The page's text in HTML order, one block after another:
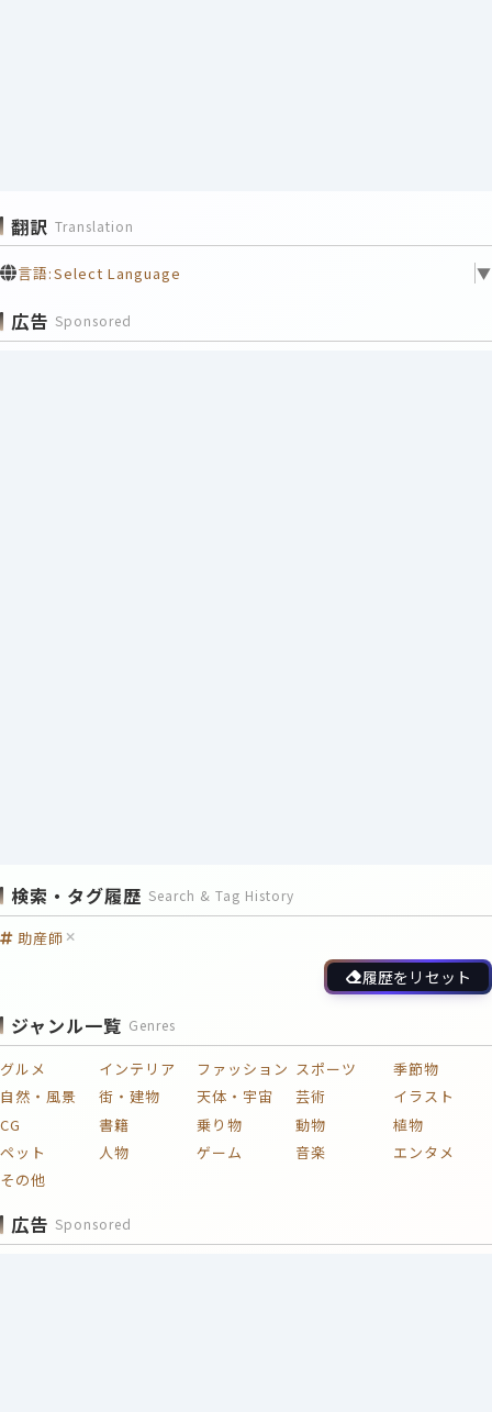
翻訳 Translation
言語:Select Language ▼
広告 Sponsored
検索・タグ履歴 Search & Tag History
助産師
履歴をリセット
ジャンル一覧 Genres
グルメ インテリア ファッション スポーツ
季節物
自然・風景
街・建物 天体・宇宙 芸術
イラスト
CG
書籍 乗り物 動物
植物
ペット
人物 ゲーム 音楽
エンタメ
その他
広告 Sponsored